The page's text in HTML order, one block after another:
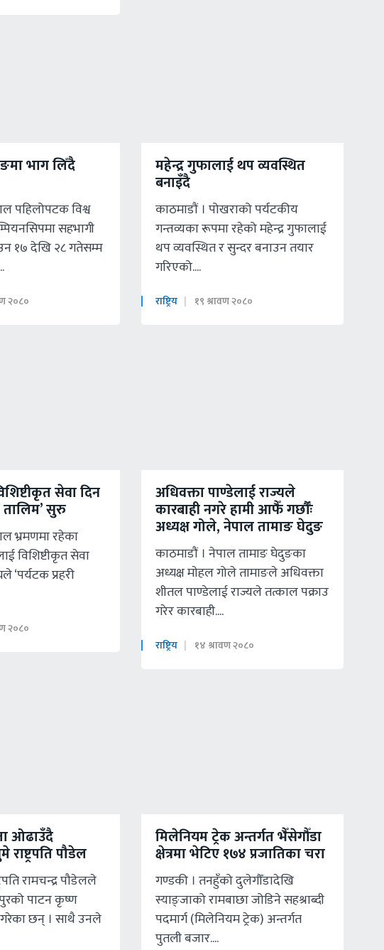
भाग लिँदै
पहिलोपटक विश्व
सहभागी
१७ देखि २८ गतेसम्म
२०८०
महेन्द्र गुफालाई थप व्यवस्थित
बनाइँदै
काठमाडाैं । पोखराको पर्यटकीय
गन्तव्यका रूपमा रहेको महेन्द्र गुफालाई
थप व्यवस्थित र सुन्दर बनाउन तयार
गरिएको....
राष्ट्रिय १९ श्रावण २०८०
सेवा दिन
तालिम’ सुरु
भ्रमणमा रहेका
विशिष्टीकृत सेवा
‘पर्यटक प्रहरी
२०८०
अधिवक्ता पाण्डेलाई राज्यले
कारबाही नगरे हामी आफैँ गर्छाैँः
अध्यक्ष गोले, नेपाल तामाङ घेदुङ
काठमाडौं । नेपाल तामाङ घेदुङका
अध्यक्ष माेहल गोले तामाङले अधिवक्ता
शीतल पाण्डेलाई राज्यले तत्काल पक्राउ
गरेर कारबाही....
राष्ट्रिय १४ श्रावण २०८०
ओढाउँदै
पौडेल
रामचन्द्र पौडेलले
पाटन कृष्ण
गरेका छन् । साथै उनले
मिलेनियम ट्रेक अन्तर्गत भैँसेगौँडा
क्षेत्रमा भेटिए १७४ प्रजातिका चरा
गण्डकी । तनहुँको दुलेगौँडादेखि
स्याङ्जाको रामबाछा जोडिने सहश्राब्दी
पदमार्ग (मिलेनियम ट्रेक) अन्तर्गत
पुतली बजार....